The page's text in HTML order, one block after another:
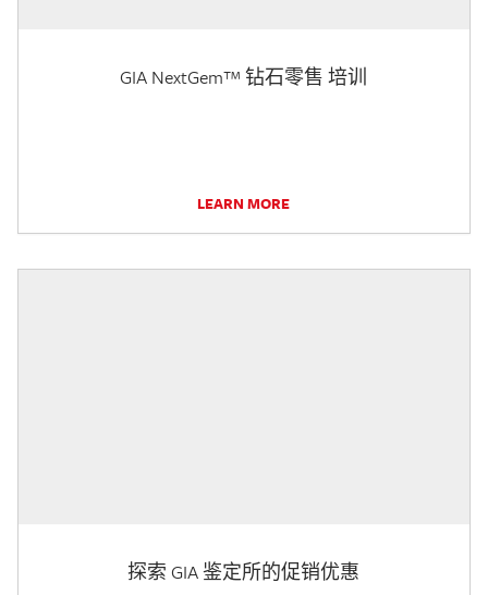
GIA NextGem™ 钻石零售 培训
LEARN MORE
探索 GIA 鉴定所的促销优惠